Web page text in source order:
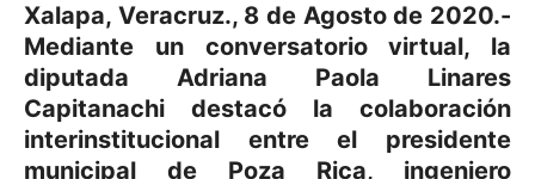
Xalapa, Veracruz., 8 de Agosto de 2020.-
Mediante un conversatorio virtual, la
diputada Adriana Paola Linares
Capitanachi destacó la colaboración
interinstitucional entre el presidente
municipal de Poza Rica, ingeniero